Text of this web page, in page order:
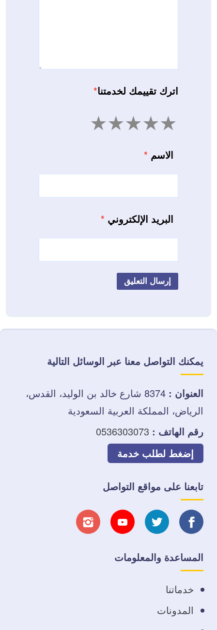
اترك تقييمك لخدمتنا*
4 3 2 1
الاسم *
البريد الإلكتروني *
يمكنك التواصل معنا عبر الوسائل التالية
العنوان :
8374 شارع خالد بن الوليد، القدس،
الرياض، المملكة العربية السعودية
رقم الهاتف : 0536303073
إضغط لطلب خدمة
تابعنا على مواقع التواصل
تابعنا
على
فيسبوك
تابعنا
على
تابعنا تابعنا
المساعدة والمعلومات
خدماتنا
المدونات